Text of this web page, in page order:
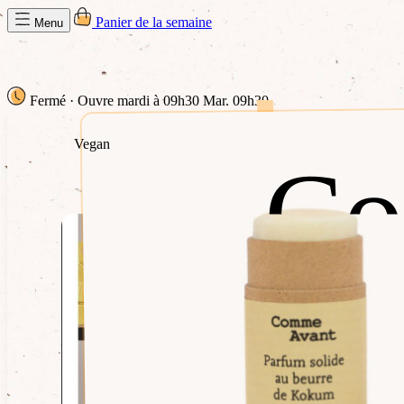
Menu Panier de la semaine
Fermé · Ouvre mardi à 09h30 Mar. 09h30
Vegan